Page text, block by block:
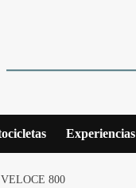
Experiencias
800